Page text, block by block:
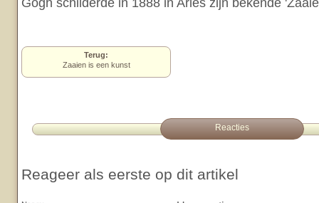
Gogh schilderde in 1888 in Arles zijn bekende
Terug:
Zaaien is een kunst
Reacties
Reageer als eerste op dit artikel